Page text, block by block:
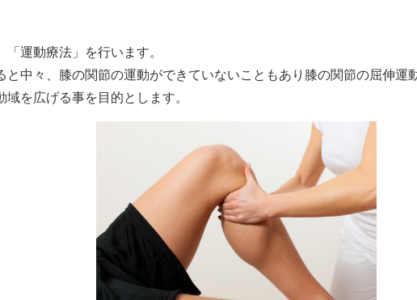
運動療法」を行います。
と中々、膝の関節の運動ができていないこともあり膝の関節の屈伸運
を広げる事を目的とします。